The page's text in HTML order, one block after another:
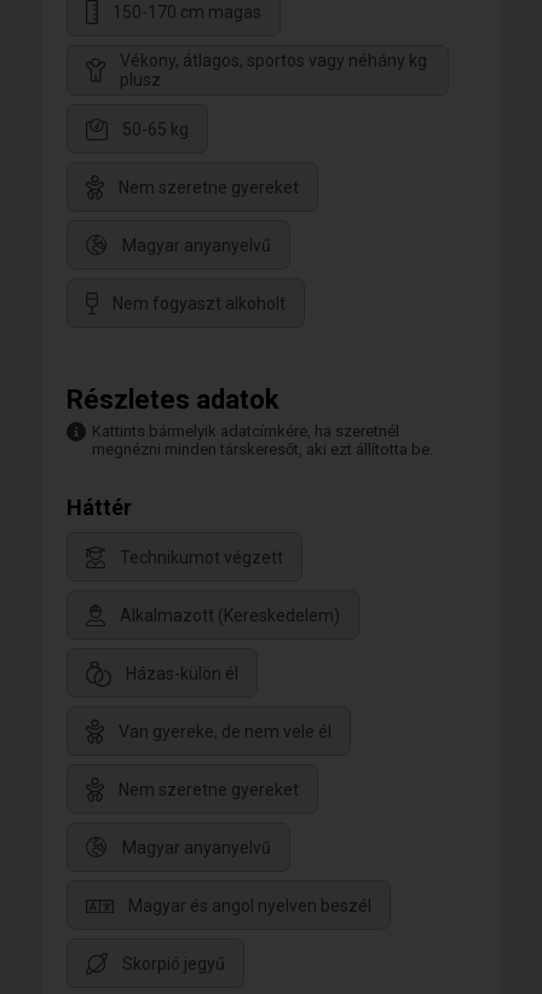
150-170 cm magas
Vékony, átlagos, sportos vagy néhány kg
plusz
50-65 kg
Nem szeretne gyereket
Magyar anyanyelvű
Nem fogyaszt alkoholt
Részletes adatok
Kattints bármelyik adatcímkére, ha szeretnél
megnézni minden társkeresőt, aki ezt állította be.
Háttér
Technikumot végzett
Alkalmazott (Kereskedelem)
Házas-külön él
Van gyereke, de nem vele él
Nem szeretne gyereket
Magyar anyanyelvű
Magyar és angol nyelven beszél
Skorpió jegyű